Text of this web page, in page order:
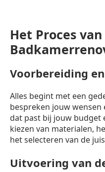
Het Proces
Voorbereiding
Alles begint met een
bespreken jouw wensen
dat past bij jouw budget
kiezen van materialen,
het selecteren van de
Uitvoering van